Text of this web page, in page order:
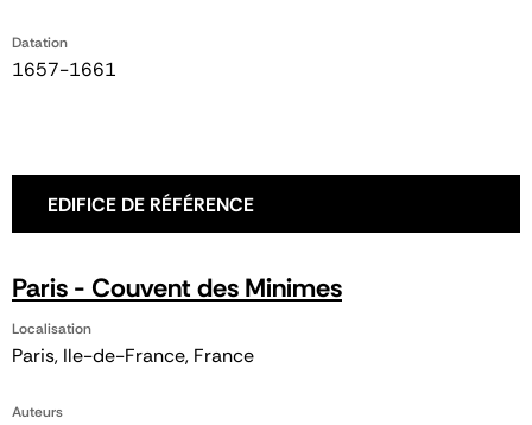
Datation
1657-1661
EDIFICE DE RÉFÉRENCE
Paris - Couvent des Minimes
Localisation
Paris, Ile-de-France, France
Auteurs